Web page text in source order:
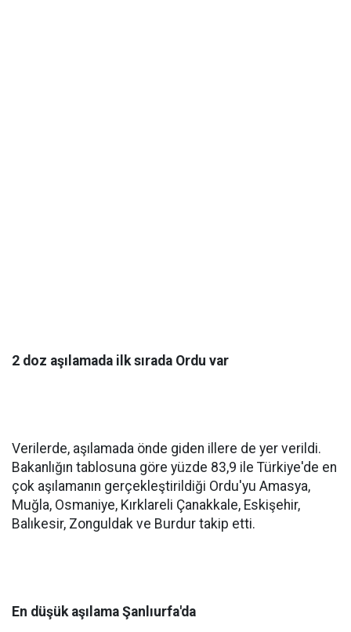
2 doz aşılamada ilk sırada Ordu var
Verilerde, aşılamada önde giden illere de yer verildi.
Bakanlığın tablosuna göre yüzde 83,9 ile Türkiye'de en
çok aşılamanın gerçekleştirildiği Ordu'yu Amasya,
Muğla, Osmaniye, Kırklareli Çanakkale, Eskişehir,
Balıkesir, Zonguldak ve Burdur takip etti.
En düşük aşılama Şanlıurfa'da